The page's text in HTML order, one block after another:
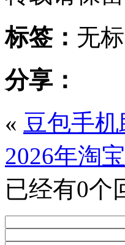
标签： 无
分享：
« 豆包手
2026年淘
已经有0个